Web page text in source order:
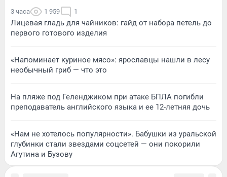
3 часа 1 959 1
Лицевая гладь для чайников: гайд от набора петель до
первого готового изделия
«Напоминает куриное мясо»: ярославцы нашли в лесу
необычный гриб — что это
На пляже под Геленджиком при атаке БПЛА погибли
преподаватель английского языка и ее 12-летняя дочь
«Нам не хотелось популярности». Бабушки из уральской
глубинки стали звездами соцсетей — они покорили
Агутина и Бузову